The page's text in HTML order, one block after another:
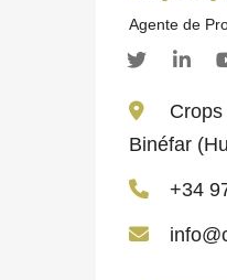
Agente de
Binéfar
+34